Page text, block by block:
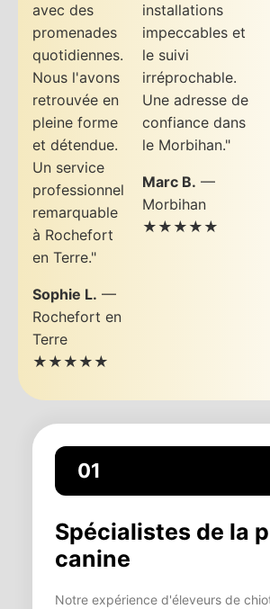
avec des
promenades
quotidiennes.
Nous l'avons
retrouvée en
pleine forme
et détendue.
Un service
professionnel
remarquable
à Rochefort
en Terre."
Sophie L. —
Rochefort en
Terre
★★★★★
installations
impeccables et
le suivi
irréprochable.
Une adresse de
confiance dans
le Morbihan."
Marc B. —
Morbihan
★★★★★
01
Spécialistes de la
canine
Notre expérience d'éleveurs de